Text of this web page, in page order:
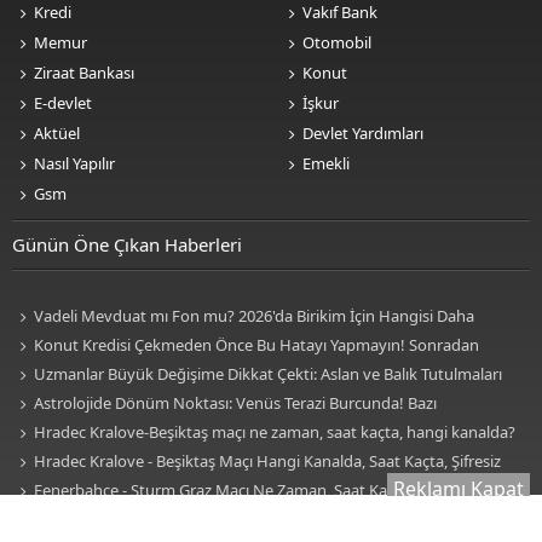
Kredi
Memur
Ziraat Bankası
E-devlet
Aktüel
Nasıl Yapılır
Gsm
Vakıf Bank
Otomobil
Konut
İşkur
Devlet Yardımları
Emekli
Günün Öne Çıkan Haberleri
Vadeli Mevduat mı Fon mu? 2026'da Birikim İçin Hangisi Daha
Avantajlı? Nelere Dikkat Edilmeli?
Konut Kredisi Çekmeden Önce Bu Hatayı Yapmayın! Sonradan
Pişman Olabilirsiniz
Uzmanlar Büyük Değişime Dikkat Çekti: Aslan ve Balık Tutulmaları
Neleri Değiştirecek?
Astrolojide Dönüm Noktası: Venüs Terazi Burcunda! Bazı
Sektörlerde Dengeler Değişecek...
Hradec Kralove-Beşiktaş maçı ne zaman, saat kaçta, hangi kanalda?
BJK Avrupa Ligi maçı şifresiz kanalda mı? Hradec Kralove-Beşiktaş maçı
şifresiz, HD canlı yayın
Hradec Kralove - Beşiktaş Maçı Hangi Kanalda, Saat Kaçta, Şifresiz
Mi? Avrupa Ligi 3. Ön Eleme Maçı Muhtemel 11'ler... Hradec Kralove-
Fenerbahçe - Sturm Graz Maçı Ne Zaman, Saat Kaçta, HangiReklamı Kapat